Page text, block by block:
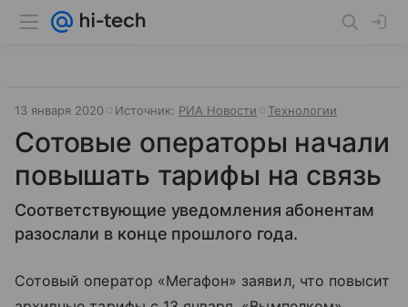
13 января 2020 Источник: РИА Новости Технологии
Сотовые операторы начали
повышать тарифы на связь
Соответствующие уведомления абонентам
разослали в конце прошлого года.
Сотовый оператор «Мегафон» заявил, что повысит